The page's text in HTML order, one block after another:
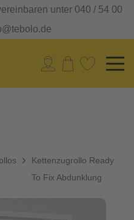
unter 040 / 54 00
Kettenzugrollo Ready
To Fix Abdunklung